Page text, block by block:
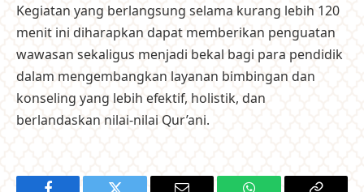
Kegiatan yang berlangsung selama kurang lebih 120
menit ini diharapkan dapat memberikan penguatan
wawasan sekaligus menjadi bekal bagi para pendidik
dalam mengembangkan layanan bimbingan dan
konseling yang lebih efektif, holistik, dan
berlandaskan nilai-nilai Qur’ani.